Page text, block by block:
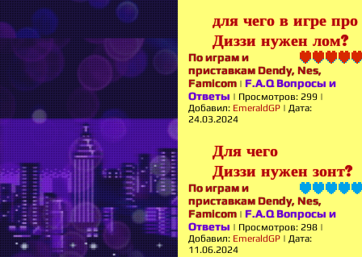
для чего в игре про
Диззи нужен лом?
По играм и
приставкам Dendy, Nes,
Famicom | F.A.Q Вопросы и
Ответы | Просмотров: 299 |
Добавил: EmeraldGP | Дата:
24.03.2024
Для чего
Диззи нужен зонт?
По играм и
приставкам Dendy, Nes,
Famicom | F.A.Q Вопросы и
Ответы | Просмотров: 298 |
Добавил: EmeraldGP | Дата:
11.06.2024